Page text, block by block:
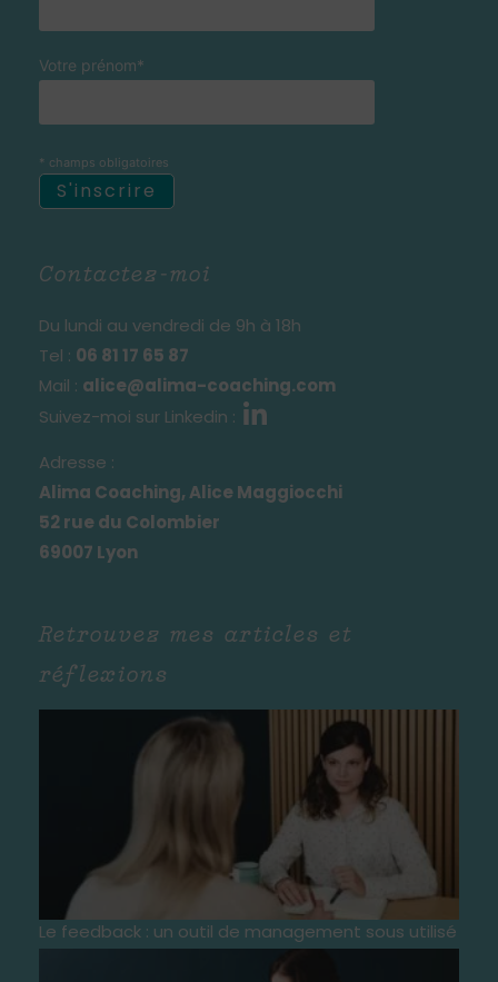
Votre prénom*
* champs obligatoires
Contactez-moi
Du lundi au vendredi de 9h à 18h
Tel : 06 81 17 65 87
Mail : alice@alima-coaching.com
Suivez-moi sur Linkedin :
Adresse :
Alima Coaching, Alice Maggiocchi
52 rue du Colombier
69007 Lyon
Retrouvez mes articles et
réflexions
Le feedback : un outil de management sous utilisé